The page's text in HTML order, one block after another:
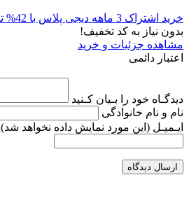
خرید اشتراک 3 ماهه دیجی پلاس با 42% تخفیف
بدون نیاز به کد تخفیف!
مشاهده جزئیات و خرید
اعتبار دائمی
دیدگـاه خود را بـیان کـنید
نام و نام خانوادگی
ایـمیـل (این مورد نمایش داده نخواهد شد)
ارسال دیدگاه